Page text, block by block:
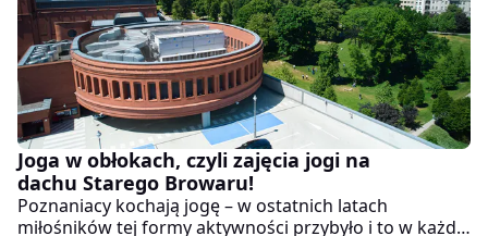
Joga w obłokach, czyli zajęcia jogi na
dachu Starego Browaru!
Poznaniacy kochają jogę – w ostatnich latach
miłośników tej formy aktywności przybyło i to w każdej